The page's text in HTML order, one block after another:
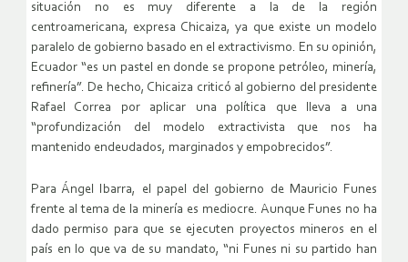
situación no es muy diferente a la de la región
centroamericana, expresa Chicaiza, ya que existe un modelo
paralelo de gobierno basado en el extractivismo. En su opinión,
Ecuador “es un pastel en donde se propone petróleo, minería,
refinería”. De hecho, Chicaiza criticó al gobierno del presidente
Rafael Correa por aplicar una política que lleva a una
“profundización del modelo extractivista que nos ha
mantenido endeudados, marginados y empobrecidos”.
Para Ángel Ibarra, el papel del gobierno de Mauricio Funes
frente al tema de la minería es mediocre. Aunque Funes no ha
dado permiso para que se ejecuten proyectos mineros en el
país en lo que va de su mandato, “ni Funes ni su partido han